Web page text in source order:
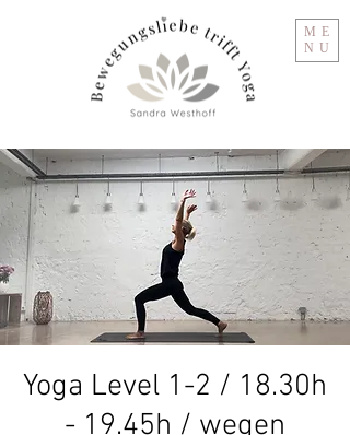
ME
NU
Yoga Level 1-2 / 18.30h
- 19.45h / wegen